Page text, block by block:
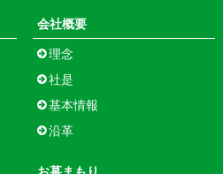
会社概要
理念
社是
基本情報
沿革